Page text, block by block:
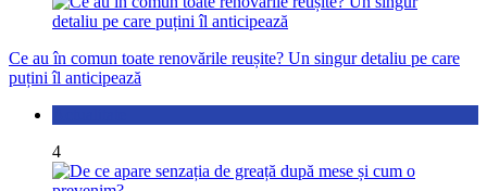
Ce au în comun toate renovările reușite? Un singur detaliu pe care
puțini îl anticipează
4